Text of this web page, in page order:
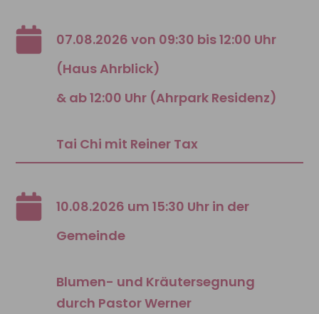
07.08.2026 von 09:30 bis 12:00 Uhr
(Haus Ahrblick)
& ab 12:00 Uhr (Ahrpark Residenz)
Tai Chi mit Reiner Tax
10.08.2026 um 15:30 Uhr in der
Gemeinde
Blumen- und Kräutersegnung
durch Pastor Werner